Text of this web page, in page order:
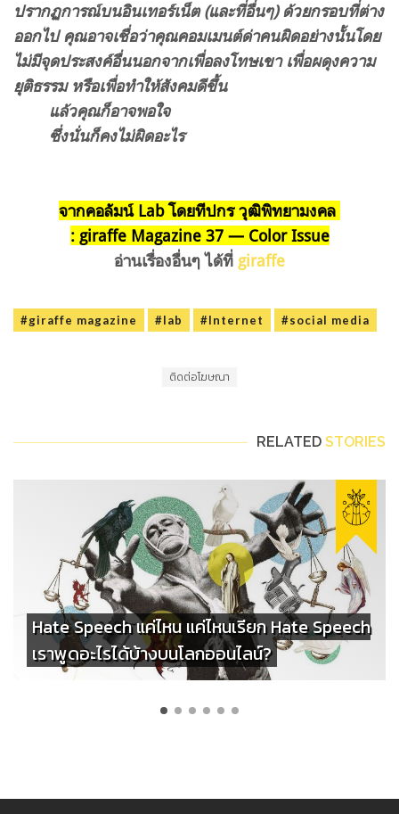
ปรากฏการณ์บนอินเทอร์เน็ต(และที่อื่นๆ) ด้วยกรอบที่ต่าง
ออกไป คุณอาจเชื่อว่าคุณคอมเมนต์ด่าคนผิดอย่างนั้นโดย
ไม่มีจุดประสงค์อื่นนอกจากเพื่อลงโทษเขา เพื่อผดุงความ
ยุติธรรม หรือเพื่อทำให้สังคมดีขึ้น
แล้วคุณก็อาจพอใจ
ซึ่งนั่นก็คงไม่ผิดอะไร
จากคอลัมน์ Labโดยทีปกร วุฒิพิทยามงคล
: giraffe Magazine 37 — Color Issue
อ่านเรื่องอื่นๆ ได้ที่ giraffe
#giraffe magazine #lab #Internet #social media
ติดต่อโฆษณา
RELATED STORIES
Hate Speech แค่ไหน แค่ไหนเรียก Hate Speech
เราพูดอะไรได้บ้างบนโลกออนไลน์?